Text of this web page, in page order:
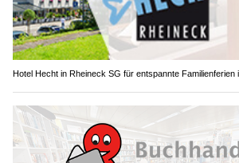
Hotel Hecht in Rheineck SG für entspannte Familienferien